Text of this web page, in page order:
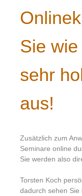
Sie
sehr
aus!
Zusätzlich zum
Seminare online
Sie werden also
Torsten Koch
dadurch sehen